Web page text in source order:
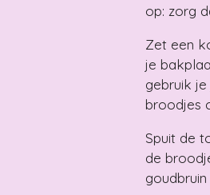
op: zorg
Zet een
je
gebruik
broodjes
Spuit de
de